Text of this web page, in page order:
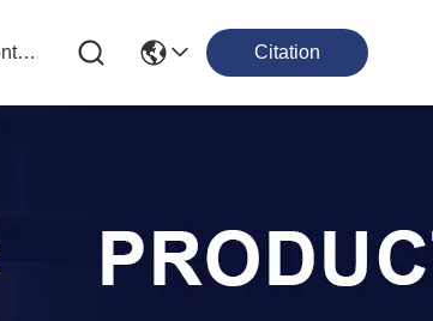
Nous Contacter Citation